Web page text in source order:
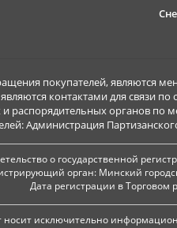
покупателей, являются
контактами для связи
распорядительных органов по
Администрация
о государственной
орган: Минский
Дата регистрации в Торговом
исключительно